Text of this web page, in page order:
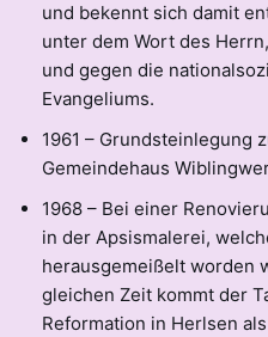
und bekennt sich damit
unter dem Wort des
und gegen die
Evangeliums.
1961 – Grundsteinlegung
Gemeindehaus
1968 – Bei einer
in der Apsismalerei,
herausgemeißelt worden
gleichen Zeit kommt der
Reformation in Herlsen